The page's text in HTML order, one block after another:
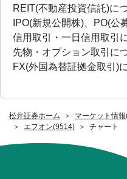
松井証券ホーム
マーケット情
エフオン(9514)
チャート
REIT(不動産投資信託)に
IPO(新規公開株)、PO(公
信用取引・一日信用取引
先物・オプション取引に
FX(外国為替証拠金取引)